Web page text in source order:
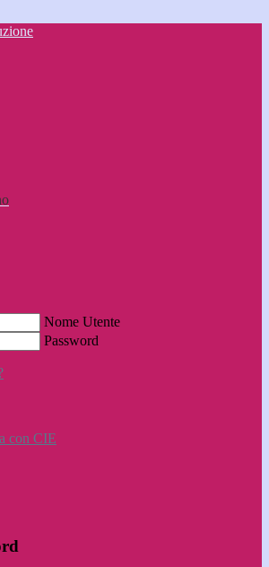
Nome Utente
Password
con CIE